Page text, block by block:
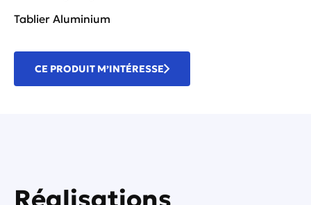
Tablier Aluminium
CE PRODUIT M’INTÉRESSE